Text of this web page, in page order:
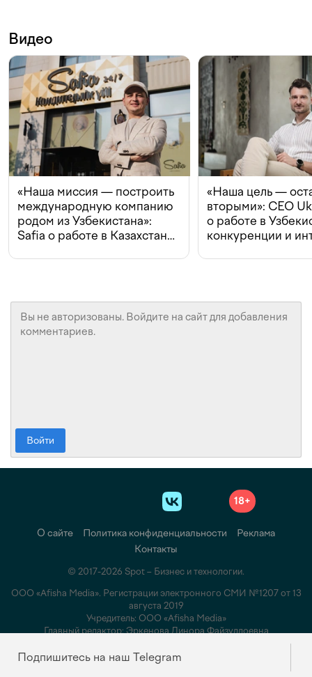
Видео
«Наша миссия — построить
международную компанию
родом из Узбекистана»:
Safia о работе в Казахстане,
«Наша цель —
вторыми»: CEO
о работе в
конкуренции и
Войти
Подпишитесь на наш Telegram
18+
О сайте Политика конфиденциальности
Реклама
Контакты
© 2017-2026 Spot – Бизнес и технологии.
ООО «Afisha Media». Регистрации электронного СМИ №1207 от 13
августа 2019
Учредитель: ООО «Afisha Media»
Главный редактор: Эркенова Динора Файзуллоевна
Почта:info@spot.uz